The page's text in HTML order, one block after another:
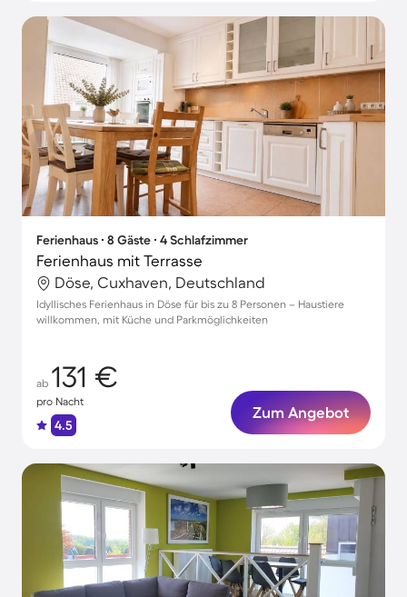
Ferienhaus ∙ 8 Gäste ∙ 4 Schlafzimmer
Ferienhaus mit Terrasse
Döse, Cuxhaven, Deutschland
Idyllisches Ferienhaus in Döse für bis zu 8 Personen – Haustiere
willkommen, mit Küche und Parkmöglichkeiten
ab 131 €
pro Nacht
4.5
Zum Angebot